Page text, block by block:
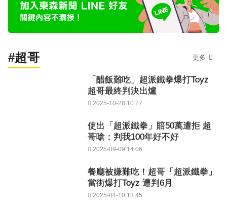
#超哥 更多
「醋飯難吃」超派鐵拳爆打Toyz
超哥最終判決出爐
2025-10-28 10:27
使出「超派鐵拳」賠50萬遭拒 超
哥嗆：判我100年好不好
2025-09-09 14:06
餐廳被嫌難吃！超哥「超派鐵拳」
當街爆打Toyz 遭判6月
2025-04-10 13:45